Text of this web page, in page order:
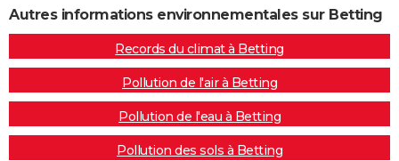
Autres informations environnementales sur Betting
Records du climat à Betting
Pollution de l'air à Betting
Pollution de l'eau à Betting
Pollution des sols à Betting